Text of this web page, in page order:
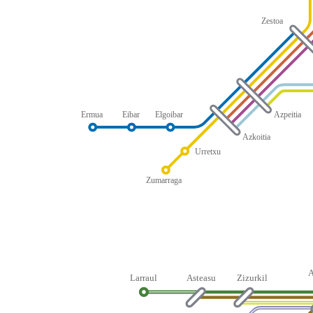
Urretxu
Zumarraga
Ermua Eibar Elgoibar
Zestoa
Azpeitia
Azkoitia
Larraul Zizurkil
Asteasu